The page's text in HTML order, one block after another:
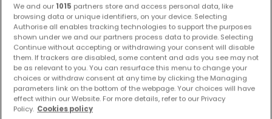
Bauland zum Kauf inArzfeld
150.000 €
40,83 Ar
We and our 1015 partners store and access personal data, like
browsing data or unique identifiers, on your device. Selecting
Authorise all enables tracking technologies to support the purposes
shown under we and our partners process data to provide. Selecting
Continue without accepting or withdrawing your consent will disable
them. If trackers are disabled, some content and ads you see may not
be as relevant to you. You can resurface this menu to change your
choices or withdraw consent at any time by clicking the Managing
parameters link on the bottom of the webpage. Your choices will have
effect within our Website. For more details, refer to our Privacy
Policy. Cookies policy